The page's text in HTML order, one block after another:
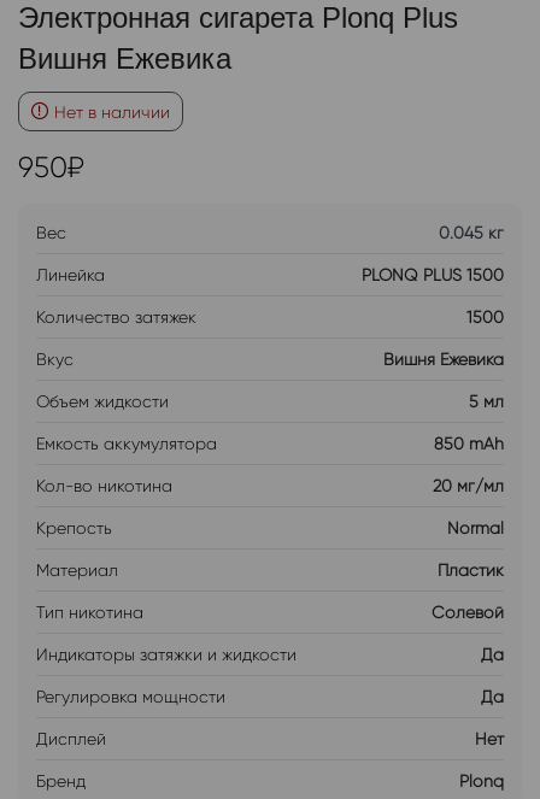
Электронная сигарета Plonq Plus
Вишня Ежевика
Нет в наличии
950₽
Вес 0.045 кг
Линейка PLONQ PLUS 1500
Количество затяжек 1500
Вкус Вишня Ежевика
Объем жидкости 5 мл
Емкость аккумулятора 850 mAh
Кол-во никотина 20 мг/мл
Крепость Normal
Материал Пластик
Тип никотина Солевой
Индикаторы затяжки и жидкости Да
Регулировка мощности Да
Дисплей Нет
Бренд Plonq